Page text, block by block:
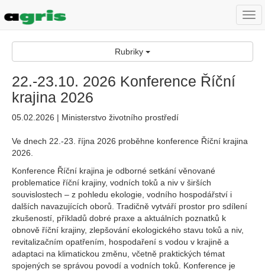
Rubriky
22.-23.10. 2026 Konference Říční
krajina 2026
05.02.2026 | Ministerstvo životního prostředí
Ve dnech 22.-23. října 2026 proběhne konference Říční krajina
2026.
Konference Říční krajina je odborné setkání věnované
problematice říční krajiny, vodních toků a niv v širších
souvislostech – z pohledu ekologie, vodního hospodářství i
dalších navazujících oborů. Tradičně vytváří prostor pro sdílení
zkušeností, příkladů dobré praxe a aktuálních poznatků k
obnově říční krajiny, zlepšování ekologického stavu toků a niv,
revitalizačním opatřením, hospodaření s vodou v krajině a
adaptaci na klimatickou změnu, včetně praktických témat
spojených se správou povodí a vodních toků. Konference je